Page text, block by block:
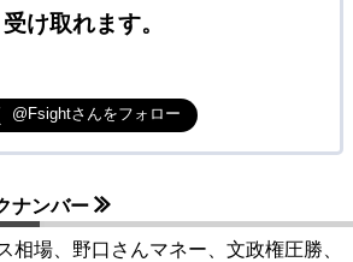
受け取れます。
@Fsightさんをフォロー
ナンバー
相場、野口さんマネー、文政権圧勝、